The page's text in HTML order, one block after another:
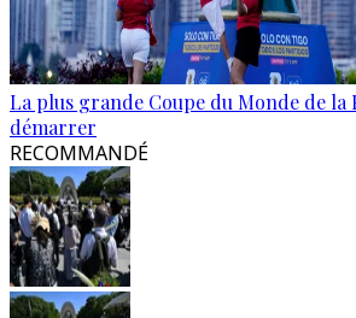
La plus grande Coupe du Monde de la
démarrer
RECOMMANDÉ